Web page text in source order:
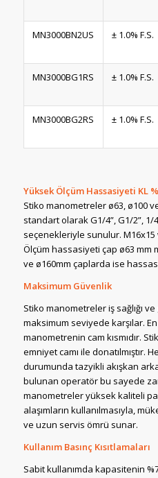
MN3000BN2US ± 1.0% F.S.
MN3000BG1RS ± 1.0% F.S.
MN3000BG2RS ± 1.0% F.S.
Yüksek Ölçüm Hassasiyeti KL %
Stiko manometreler ø63, ø100
standart olarak G1/4”, G1/2”, 1/
seçenekleriyle sunulur. M16x15
Ölçüm hassasiyeti çap ø63 mm
ve ø160mm çaplarda ise
Maksimum Güvenlik
Stiko manometreler iş sağlığı
maksimum seviyede karşılar.
manometrenin cam kısmıdır.
emniyet camı ile donatılmıştır.
durumunda tazyikli akışkan
bulunan operatör bu sayede
manometreler yüksek kaliteli
alaşımların kullanılmasıyla,
ve uzun servis ömrü sunar.
Kullanım Basınç Kısıtlamaları
Sabit kullanımda kapasitenin